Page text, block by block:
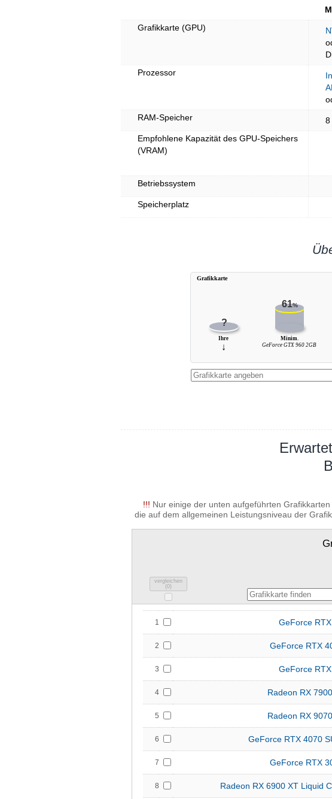
Grafikkarte (GPU)
Prozessor
RAM-Speicher 8
Empfohlene Kapazität des GPU-Speichers
(VRAM)
Betriebssystem
Speicherplatz
?
61%
Ihre
↓
Minim.
GeForce GTX 960 2GB
Grafikkarte
!!! Nur einige der unten aufgeführten
die auf dem allgemeinen Leistungsniveau der
vergleichen
(0)
1 GeForce
2 GeForce RTX
3 GeForce
4 Radeon RX
5 Radeon RX
6 GeForce RTX 4070
7 GeForce RTX
8 Radeon RX 6900 XT Liquid